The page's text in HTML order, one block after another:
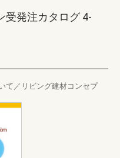
受発注カタログ 4-
て／リビング建材コンセプ